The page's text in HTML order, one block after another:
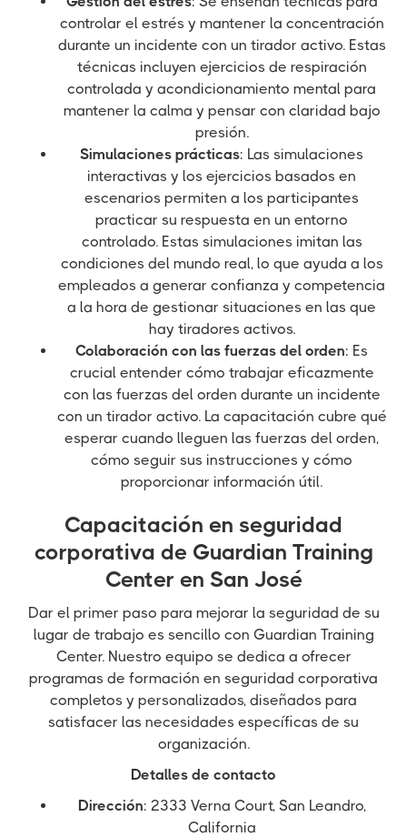
controlar el estrés y mantener la concentración
durante un incidente con un tirador activo. Estas
técnicas incluyen ejercicios de respiración
controlada y acondicionamiento mental para
mantener la calma y pensar con claridad bajo
presión.
Simulaciones prácticas: Las simulaciones
interactivas y los ejercicios basados en
escenarios permiten a los participantes
practicar su respuesta en un entorno
controlado. Estas simulaciones imitan las
condiciones del mundo real, lo que ayuda a los
empleados a generar confianza y competencia
a la hora de gestionar situaciones en las que
hay tiradores activos.
Colaboración con las fuerzas del orden: Es
crucial entender cómo trabajar eficazmente
con las fuerzas del orden durante un incidente
con un tirador activo. La capacitación cubre qué
esperar cuando lleguen las fuerzas del orden,
cómo seguir sus instrucciones y cómo
proporcionar información útil.
Capacitación en seguridad
corporativa de Guardian Training
Center en San José
Dar el primer paso para mejorar la seguridad de su
lugar de trabajo es sencillo con Guardian Training
Center. Nuestro equipo se dedica a ofrecer
programas de formación en seguridad corporativa
completos y personalizados, diseñados para
satisfacer las necesidades específicas de su
organización.
Detalles de contacto
Dirección: 2333 Verna Court, San Leandro,
California